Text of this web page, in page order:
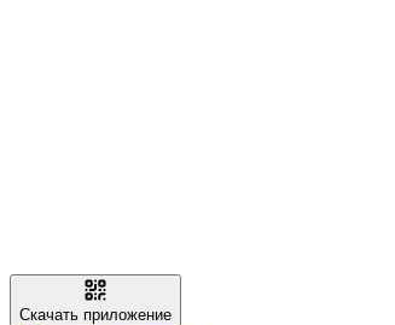
Скачать приложение